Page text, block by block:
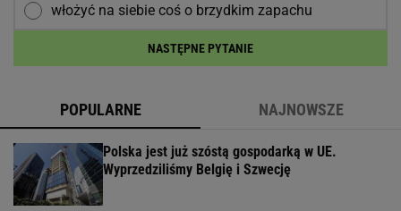
włożyć na siebie coś o brzydkim zapachu
NASTĘPNE PYTANIE
POPULARNE NAJNOWSZE
Polska jest już szóstą gospodarką w UE.
Wyprzedziliśmy Belgię i Szwecję